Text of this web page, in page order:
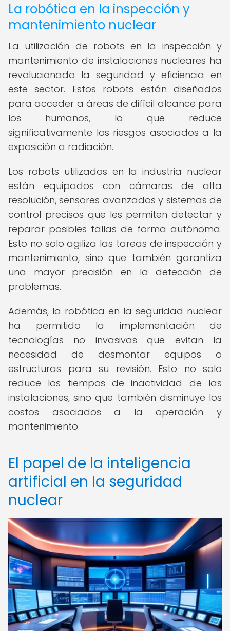
La robótica en la inspección y
mantenimiento nuclear
La utilización de robots en la inspección y
mantenimiento de instalaciones nucleares ha
revolucionado la seguridad y eficiencia en
este sector. Estos robots están diseñados
para acceder a áreas de difícil alcance para
los humanos, lo que reduce
significativamente los riesgos asociados a la
exposición a radiación.
Los robots utilizados en la industria nuclear
están equipados con cámaras de alta
resolución, sensores avanzados y sistemas de
control precisos que les permiten detectar y
reparar posibles fallas de forma autónoma.
Esto no solo agiliza las tareas de inspección y
mantenimiento, sino que también garantiza
una mayor precisión en la detección de
problemas.
Además, la robótica en la seguridad nuclear
ha permitido la implementación de
tecnologías no invasivas que evitan la
necesidad de desmontar equipos o
estructuras para su revisión. Esto no solo
reduce los tiempos de inactividad de las
instalaciones, sino que también disminuye los
costos asociados a la operación y
mantenimiento.
El papel de la inteligencia
artificial en la seguridad
nuclear